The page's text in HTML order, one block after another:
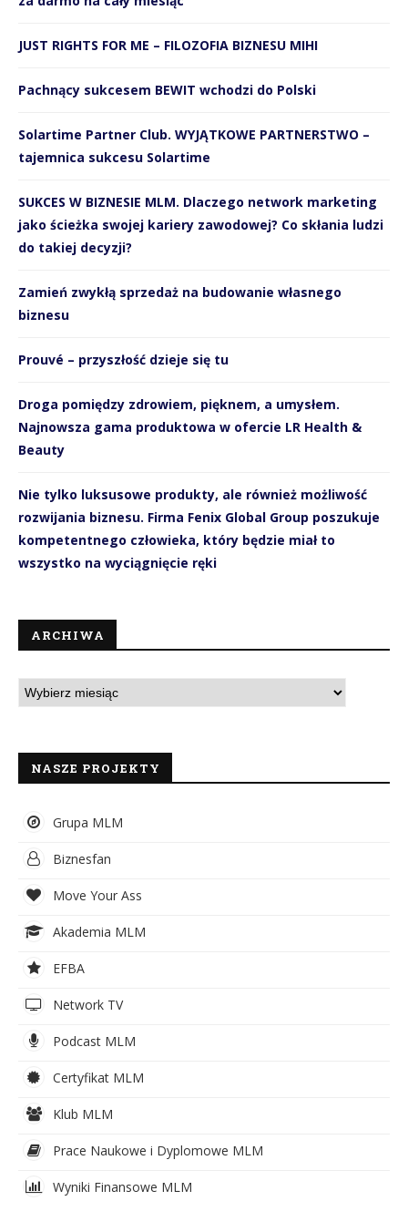
JUST RIGHTS FOR ME – FILOZOFIA BIZNESU MIHI
Pachnący sukcesem BEWIT wchodzi do Polski
Solartime Partner Club. WYJĄTKOWE PARTNERSTWO –
tajemnica sukcesu Solartime
SUKCES W BIZNESIE MLM. Dlaczego network marketing
jako ścieżka swojej kariery zawodowej? Co skłania ludzi
do takiej decyzji?
Zamień zwykłą sprzedaż na budowanie własnego
biznesu
Prouvé – przyszłość dzieje się tu
Droga pomiędzy zdrowiem, pięknem, a umysłem.
Najnowsza gama produktowa w ofercie LR Health &
Beauty
Nie tylko luksusowe produkty, ale również możliwość
rozwijania biznesu. Firma Fenix Global Group poszukuje
kompetentnego człowieka, który będzie miał to
wszystko na wyciągnięcie ręki
ARCHIWA
NASZE PROJEKTY
Grupa MLM
Biznesfan
Move Your Ass
Akademia MLM
EFBA
Network TV
Podcast MLM
Certyfikat MLM
Klub MLM
Prace Naukowe i Dyplomowe MLM
Wyniki Finansowe MLM